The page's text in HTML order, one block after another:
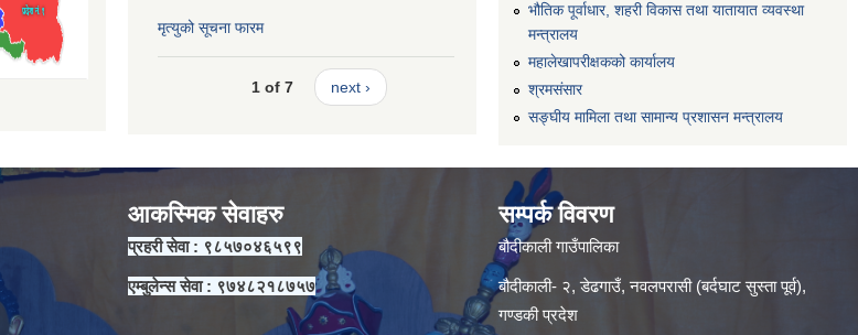
मृत्युको सूचना फारम
1 of 7 next ›
भौतिक पूर्वाधार, शहरी विकास तथा यातायात व्यवस्था
मन्त्रालय
महालेखापरीक्षकको कार्यालय
श्रमसंसार
सङ्घीय मामिला तथा सामान्य प्रशासन मन्त्रालय
आकस्मिक सेवाहरु
प्रहरी सेवा : ९८५७०४६५९९
एम्बुलेन्स सेवा : ९७४८२१८७५७
सम्पर्क विवरण
बौदीकाली गाउँपालिका
बौदीकाली- २, डेढगाउँ, नवलपरासी (बर्दघाट सुस्ता पूर्व),
गण्डकी प्रदेश